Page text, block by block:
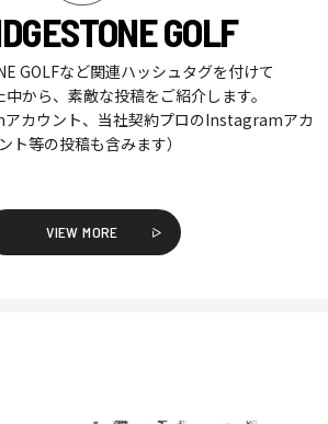
GOLF
GOLFなど関連ハッシュタグを付けて
から、素敵な投稿をご紹介します。
アカウント、当社契約プロのInstagramアカ
ト等の投稿も含みます）
VIEW MORE